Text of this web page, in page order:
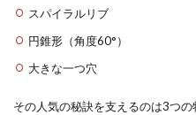
スパイラルリブ
円錐形（角度60°）
大きな一つ穴
その人気の秘訣を支えるのは3つ